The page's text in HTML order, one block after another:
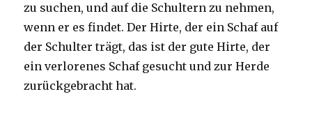
zu suchen, und auf die Schultern zu nehmen,
wenn er es findet. Der Hirte, der ein Schaf auf
der Schulter trägt, das ist der gute Hirte, der
ein verlorenes Schaf gesucht und zur Herde
zurückgebracht hat.